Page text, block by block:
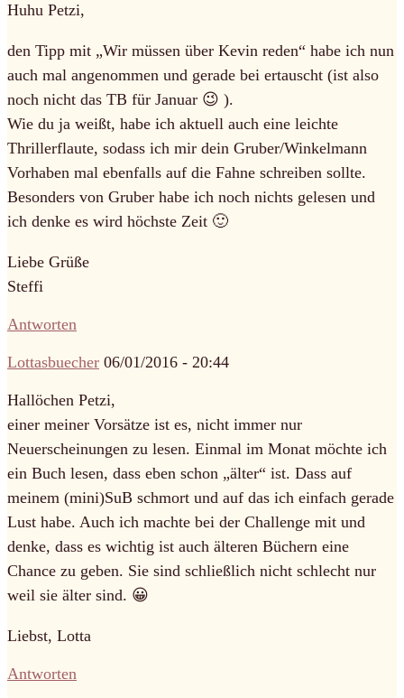
Huhu Petzi,
den Tipp mit „Wir müssen über Kevin reden“ habe ich nun
auch mal angenommen und gerade bei ertauscht (ist also
noch nicht das TB für Januar 😉 ).
Wie du ja weißt, habe ich aktuell auch eine leichte
Thrillerflaute, sodass ich mir dein Gruber/Winkelmann
Vorhaben mal ebenfalls auf die Fahne schreiben sollte.
Besonders von Gruber habe ich noch nichts gelesen und
ich denke es wird höchste Zeit 🙂
Liebe Grüße
Steffi
Antworten
Lottasbuecher 06/01/2016 - 20:44
Hallöchen Petzi,
einer meiner Vorsätze ist es, nicht immer nur
Neuerscheinungen zu lesen. Einmal im Monat möchte ich
ein Buch lesen, dass eben schon „älter“ ist. Dass auf
meinem (mini)SuB schmort und auf das ich einfach gerade
Lust habe. Auch ich machte bei der Challenge mit und
denke, dass es wichtig ist auch älteren Büchern eine
Chance zu geben. Sie sind schließlich nicht schlecht nur
weil sie älter sind. 😀
Liebst, Lotta
Antworten